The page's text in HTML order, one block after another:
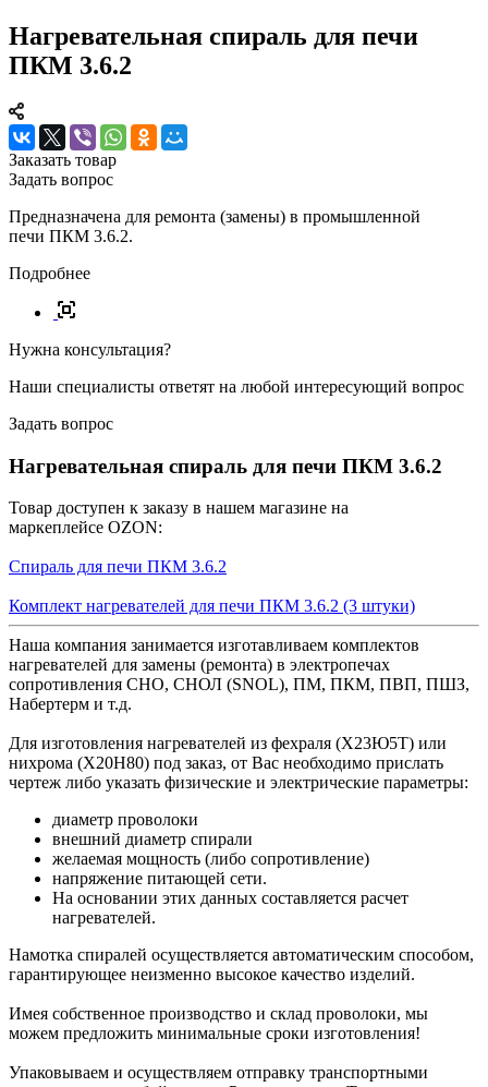
Нагревательная спираль для печи
ПКМ 3.6.2
Заказать товар
Задать вопрос
Предназначена для ремонта (замены) в промышленной
печи ПКМ 3.6.2.
Подробнее
Нужна консультация?
Наши специалисты ответят на любой интересующий вопрос
Задать вопрос
Нагревательная спираль для печи ПКМ 3.6.2
Товар доступен к заказу в нашем магазине на
маркеплейсе OZON:
Спираль для печи ПКМ 3.6.2
Комплект нагревателей для печи ПКМ 3.6.2 (3 штуки)
Наша компания занимается изготавливаем комплектов
нагревателей для замены (ремонта) в электропечах
сопротивления СНО, СНОЛ (SNOL), ПМ, ПКМ, ПВП, ПШЗ,
Набертерм и т.д.
Для изготовления нагревателей из фехраля (Х23Ю5Т) или
нихрома (Х20Н80) под заказ, от Вас необходимо прислать
чертеж либо указать физические и электрические параметры:
диаметр проволоки
внешний диаметр спирали
желаемая мощность (либо сопротивление)
напряжение питающей сети.
На основании этих данных составляется расчет
нагревателей.
Намотка спиралей осуществляется автоматическим способом,
гарантирующее неизменно высокое качество изделий.
Имея собственное производство и склад проволоки, мы
можем предложить минимальные сроки изготовления!
Упаковываем и осуществляем отправку транспортными